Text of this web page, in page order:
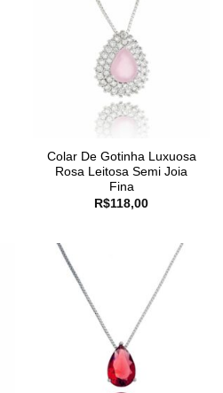
Colar De Gotinha Luxuosa
Rosa Leitosa Semi Joia
Fina
R$118,00